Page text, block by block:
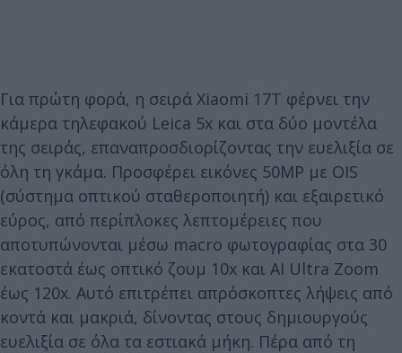
Για πρώτη φορά, η σειρά Xiaomi 17T φέρνει την
κάμερα τηλεφακού Leica 5x και στα δύο μοντέλα
της σειράς, επαναπροσδιορίζοντας την ευελιξία σε
όλη τη γκάμα. Προσφέρει εικόνες 50MP με OIS
(σύστημα οπτικού σταθεροποιητή) και εξαιρετικό
εύρος, από περίπλοκες λεπτομέρειες που
αποτυπώνονται μέσω macro φωτογραφίας στα 30
εκατοστά έως οπτικό ζουμ 10x και AI Ultra Zoom
έως 120x. Αυτό επιτρέπει απρόσκοπτες λήψεις από
κοντά και μακριά, δίνοντας στους δημιουργούς
ευελιξία σε όλα τα εστιακά μήκη. Πέρα από τη